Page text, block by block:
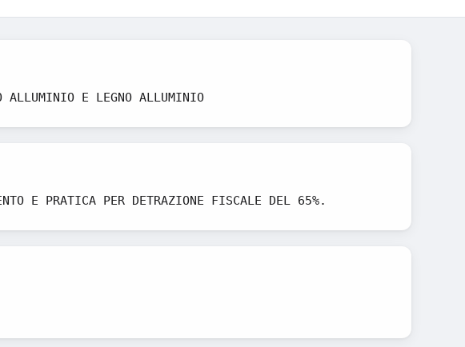
ALLUMINIO E LEGNO ALLUMINIO
E PRATICA PER DETRAZIONE FISCALE DEL 65%.